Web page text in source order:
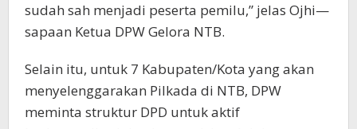
sudah sah menjadi peserta pemilu,” jelas Ojhi—
sapaan Ketua DPW Gelora NTB.
Selain itu, untuk 7 Kabupaten/Kota yang akan
menyelenggarakan Pilkada di NTB, DPW
meminta struktur DPD untuk aktif